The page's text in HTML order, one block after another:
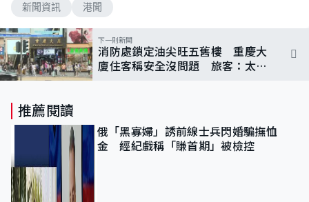
新聞資訊 港聞
下一則新聞
消防處鎖定油尖旺五舊樓 重慶大
廈住客稱安全沒問題 旅客：太逼
推薦閱讀
俄「黑寡婦」誘前線士兵閃婚騙撫恤
金 經紀戲稱「賺首期」被檢控